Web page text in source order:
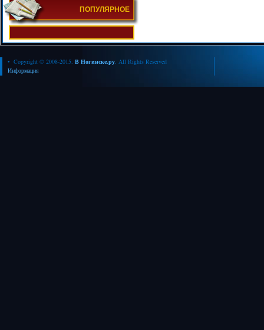
ПОПУЛЯРНОЕ
• Copyright © 2008-2015. В Ногинске.ру. All Rights Reserved
Информация